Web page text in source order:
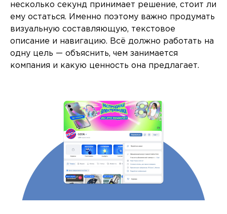
несколько секунд принимает решение, стоит ли
ему остаться. Именно поэтому важно продумать
визуальную составляющую, текстовое
описание и навигацию. Всё должно работать на
одну цель — объяснить, чем занимается
компания и какую ценность она предлагает.